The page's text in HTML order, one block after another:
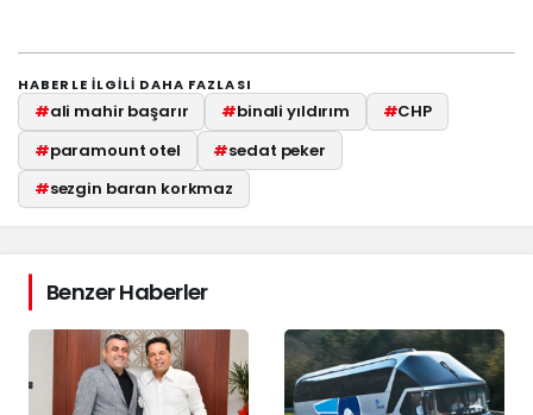
HABERLE ILGILI DAHA FAZLASI
#ali mahir başarır #binali yıldırım #CHP
#paramount otel #sedat peker
#sezgin baran korkmaz
Benzer Haberler